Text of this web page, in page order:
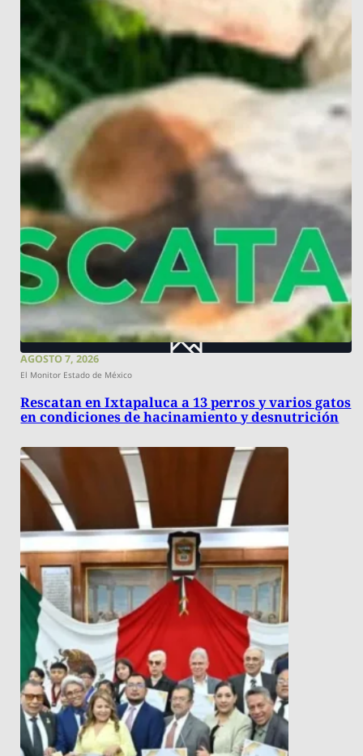
AGOSTO 7, 2026
El Monitor Estado de México
Rescatan en Ixtapaluca a 13 perros y varios gatos
en condiciones de hacinamiento y desnutrición